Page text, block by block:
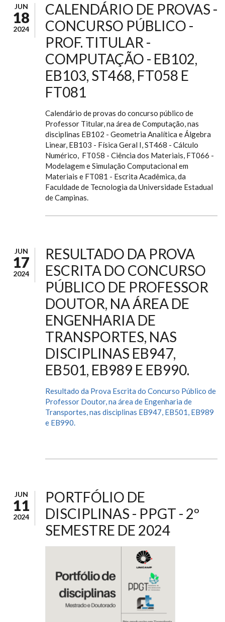
JUN
18
2024
CALENDÁRIO DE PROVAS -
CONCURSO PÚBLICO -
PROF. TITULAR -
COMPUTAÇÃO - EB102,
EB103, ST468, FT058 E
FT081
Calendário de provas do concurso público de
Professor Titular, na área de Computação, nas
disciplinas EB102 - Geometria Analítica e Álgebra
Linear, EB103 - Física Geral I, ST468 - Cálculo
Numérico, FT058 - Ciência dos Materiais, FT066 -
Modelagem e Simulação Computacional em
Materiais e FT081 - Escrita Acadêmica, da
Faculdade de Tecnologia da Universidade Estadual
de Campinas.
JUN
17
2024
RESULTADO DA PROVA
ESCRITA DO CONCURSO
PÚBLICO DE PROFESSOR
DOUTOR, NA ÁREA DE
ENGENHARIA DE
TRANSPORTES, NAS
DISCIPLINAS EB947,
EB501, EB989 E EB990.
Resultado da Prova Escrita do Concurso Público de
Professor Doutor, na área de Engenharia de
Transportes, nas disciplinas EB947, EB501, EB989
e EB990.
JUN
11
2024
PORTFÓLIO DE
DISCIPLINAS - PPGT - 2º
SEMESTRE DE 2024